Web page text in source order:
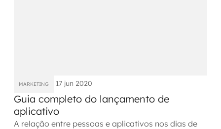
MARKETING 17 jun 2020
Guia completo do lançamento de
aplicativo
A relação entre pessoas e aplicativos nos dias de